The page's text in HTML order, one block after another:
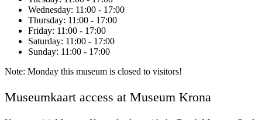
Wednesday: 11:00 - 17:00
Thursday: 11:00 - 17:00
Friday: 11:00 - 17:00
Saturday: 11:00 - 17:00
Sunday: 11:00 - 17:00
Note: Monday this museum is closed to visitors!
Museumkaart access at Museum Krona